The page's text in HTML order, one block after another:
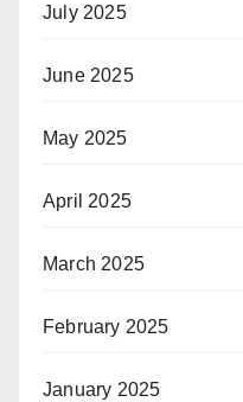
July 2025
June 2025
May 2025
April 2025
March 2025
February 2025
January 2025